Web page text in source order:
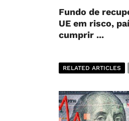
Fundo de
UE em risco,
cumprir ...
RELATED ARTICLES